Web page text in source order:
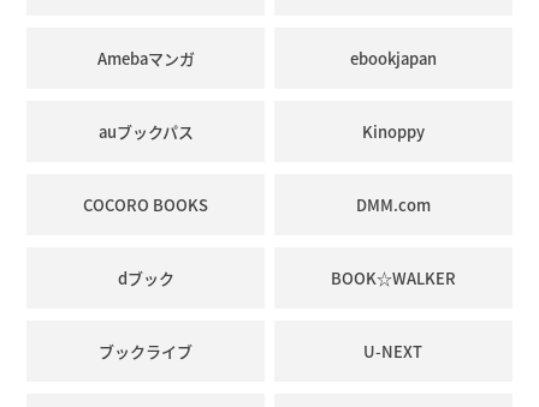
Amebaマンガ ebookjapan
auブックパス Kinoppy
COCORO BOOKS DMM.com
dブック BOOK☆WALKER
ブックライブ U-NEXT